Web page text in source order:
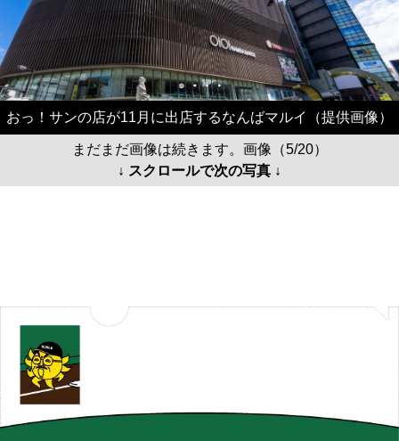
おっ！サンの店が11月に出店するなんばマルイ（提供画像）
まだまだ画像は続きます。画像（5/20）
↓ スクロールで次の写真 ↓